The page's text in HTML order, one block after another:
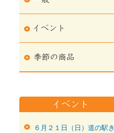
６月２１日（日）道の駅き